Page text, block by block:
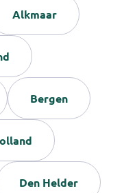
Alkmaar
Bergen
Den Helder